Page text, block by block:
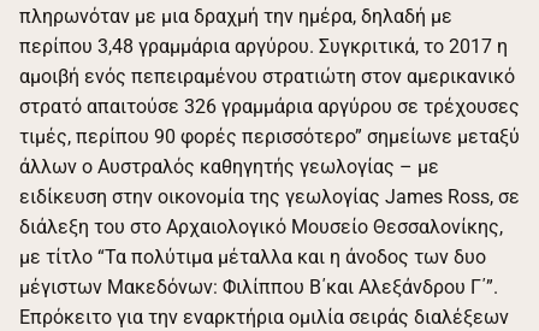
πληρωνόταν με μια δραχμή την ημέρα, δηλαδή με
περίπου 3,48 γραμμάρια αργύρου. Συγκριτικά, το 2017 η
αμοιβή ενός πεπειραμένου στρατιώτη στον αμερικανικό
στρατό απαιτούσε 326 γραμμάρια αργύρου σε τρέχουσες
τιμές, περίπου 90 φορές περισσότερο” σημείωνε μεταξύ
άλλων ο Αυστραλός καθηγητής γεωλογίας – με
ειδίκευση στην οικονομία της γεωλογίας James Ross, σε
διάλεξη του στο Αρχαιολογικό Μουσείο Θεσσαλονίκης,
με τίτλο “Τα πολύτιμα μέταλλα και η άνοδος των δυο
μέγιστων Μακεδόνων: Φιλίππου Β΄και Αλεξάνδρου Γ΄”.
Επρόκειτο για την εναρκτήρια ομιλία σειράς διαλέξεων